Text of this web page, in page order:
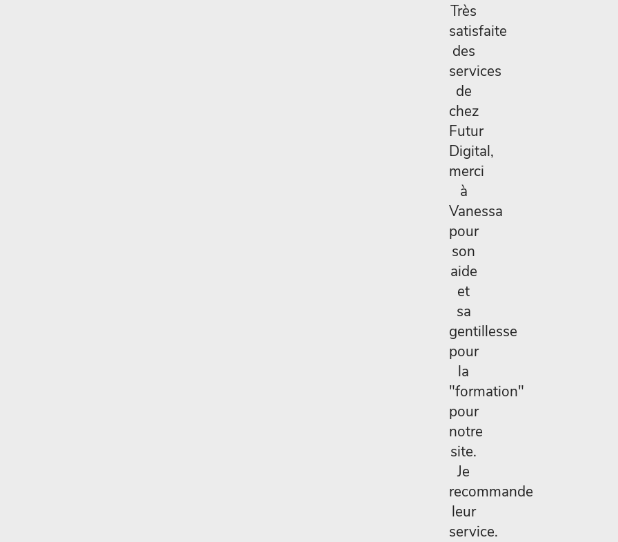
Très
satisfaite
des
services
de
chez
Futur
Digital,
merci
à
Vanessa
pour
son
aide
et
sa
gentillesse
pour
la
"formation"
pour
notre
site.
Je
recommande
leur
service.